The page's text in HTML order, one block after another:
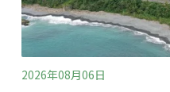
農耕知識，陸續挖掘及記
落攜手成立「布農豆豆班
種的智慧，並維持種植家
2026年08月06日